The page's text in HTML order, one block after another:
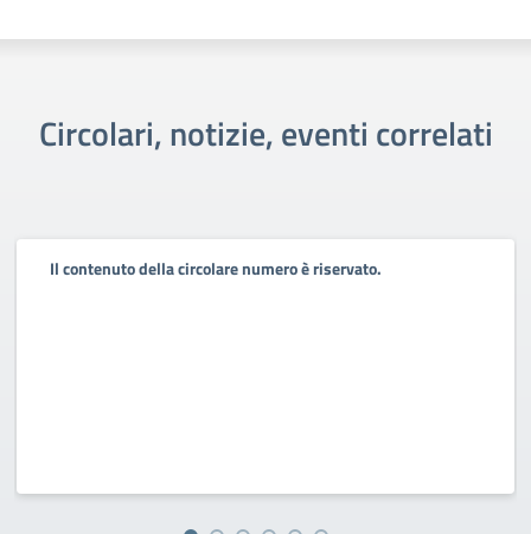
Circolari, notizie, eventi correlati
Il contenuto della circolare numero è riservato.